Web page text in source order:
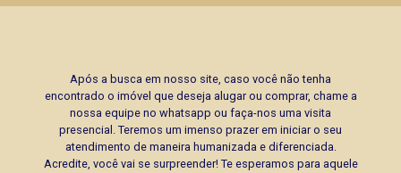
Após a busca em nosso site, caso você não tenha
encontrado o imóvel que deseja alugar ou comprar, chame a
nossa equipe no whatsapp ou faça-nos uma visita
presencial. Teremos um imenso prazer em iniciar o seu
atendimento de maneira humanizada e diferenciada.
Acredite, você vai se surpreender! Te esperamos para aquele